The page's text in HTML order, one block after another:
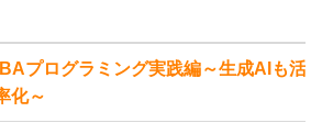
プログラミング実践編～生成AIも活
化～